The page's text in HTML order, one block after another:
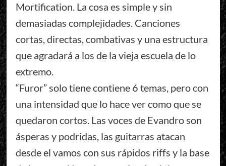
Mortification. La cosa es simple y sin
demasiadas complejidades. Canciones
cortas, directas, combativas y una estructura
que agradará a los de la vieja escuela de lo
extremo.
“Furor” solo tiene contiene 6 temas, pero con
una intensidad que lo hace ver como que se
quedaron cortos. Las voces de Evandro son
ásperas y podridas, las guitarras atacan
desde el vamos con sus rápidos riffs y la base